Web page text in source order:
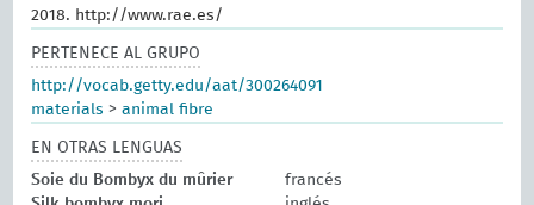
2018. http://www.rae.es/
PERTENECE AL GRUPO
http://vocab.getty.edu/aat/300264091
materials >animal fibre
EN OTRAS LENGUAS
Soie du Bombyx du mûrier
francés